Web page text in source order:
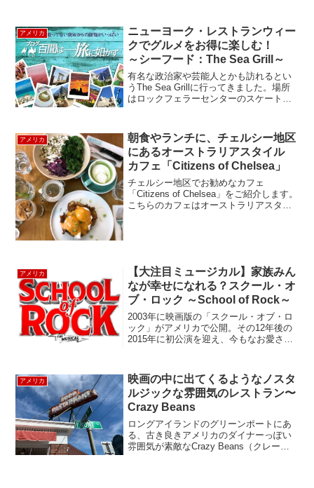
アメリカ
ニューヨーク・レストランウィー
クでグルメをお得に楽しむ！
～シーフード：The Sea Grill～
有名な政治家や芸能人とかも訪れるとい
うThe Sea Grillに行ってきました。場所
はロックフェラーセンターのスケートリ
フードレストランで、2009年には Wine
...
アメリカ
朝食やランチに、チェルシー地区
にあるオーストラリアスタイル
カフェ「Citizens of Chelsea」
チェルシー地区でお勧めなカフェ
「Citizens of Chelsea」をご紹介します。
こちらのカフェはオーストラリアスタイ
アメリカ
【大注目ミュージカル】家族みん
なが幸せになれる？スクール・オ
ブ・ロック ～School of Rock～
2003年に映画版の「スクール・オブ・ロ
ック」がアメリカで公開。その12年後の
2015年に初公演を迎え、今もなお愛され
ニックの家に居候していたデューイだ
が、これ以上長く...
アメリカ
映画の中に出てくるようなノスタ
ルジックな雰囲気のレストラン〜
Crazy Beans
ロングアイランドのグリーンポートにあ
る、古き良きアメリカのダイナーっぽい
雰囲気が素敵なCrazy Beans（クレージ